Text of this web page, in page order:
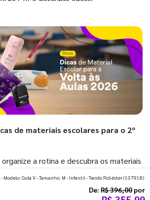
de materiais escolares para o 2º
a rotina e descubra os materiais
para começar o segundo
Gola V - Tamanho: M - Infantil - Tecido Poliéster(107918)
De: R$ 396,00 por